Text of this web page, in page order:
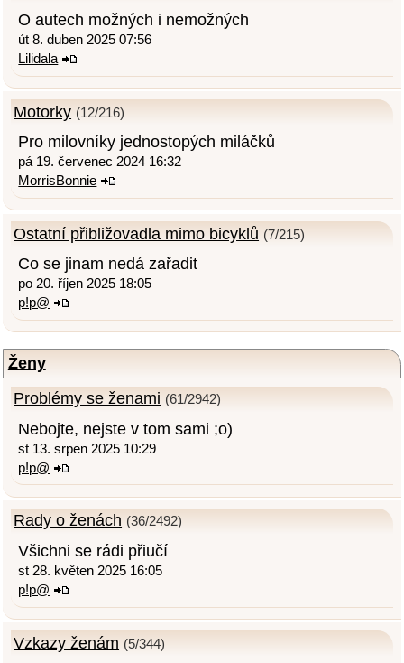
O autech možných i nemožných
út 8. duben 2025 07:56
Lilidala
Motorky (12/216)
Pro milovníky jednostopých miláčků
pá 19. červenec 2024 16:32
MorrisBonnie
Ostatní přibližovadla mimo bicyklů (7/215)
Co se jinam nedá zařadit
po 20. říjen 2025 18:05
p!p@
Ženy
Problémy se ženami (61/2942)
Nebojte, nejste v tom sami ;o)
st 13. srpen 2025 10:29
p!p@
Rady o ženách (36/2492)
Všichni se rádi přiučí
st 28. květen 2025 16:05
p!p@
Vzkazy ženám (5/344)